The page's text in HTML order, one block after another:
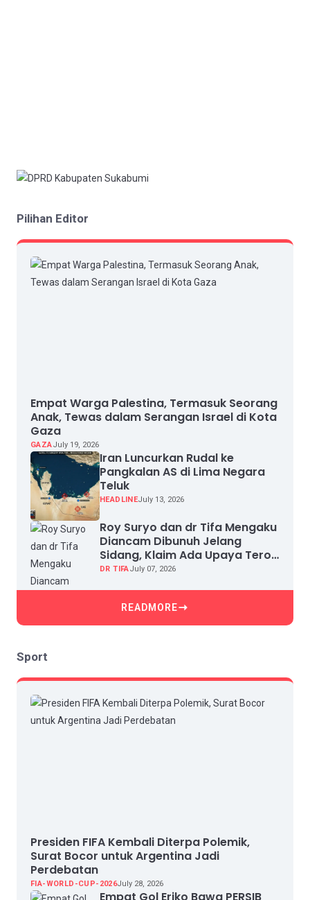
Pilihan Editor
Empat Warga Palestina, Termasuk Seorang
Anak, Tewas dalam Serangan Israel di Kota
Gaza
GAZAJuly 19, 2026
Iran Luncurkan Rudal ke
Pangkalan AS di Lima Negara
Teluk
HEADLINEJuly 13, 2026
Roy Suryo dan dr Tifa Mengaku
Diancam Dibunuh Jelang
Sidang, Klaim Ada Upaya Teror
dan Intimidasi
DR TIFAJuly 07, 2026
READMORE
Sport
Presiden FIFA Kembali Diterpa Polemik,
Surat Bocor untuk Argentina Jadi
Perdebatan
FIA-WORLD-CUP-2026July 28, 2026
Empat Gol Eriko Bawa PERSIB